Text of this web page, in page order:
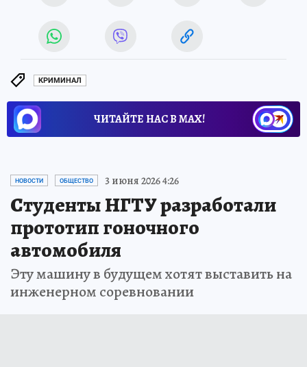
КРИМИНАЛ
ЧИТАЙТЕ НАС В МАХ!
НОВОСТИ ОБЩЕСТВО 3 июня 2026 4:26
Студенты НГТУ разработали
прототип гоночного
автомобиля
Эту машину в будущем хотят выставить на
инженерном соревновании